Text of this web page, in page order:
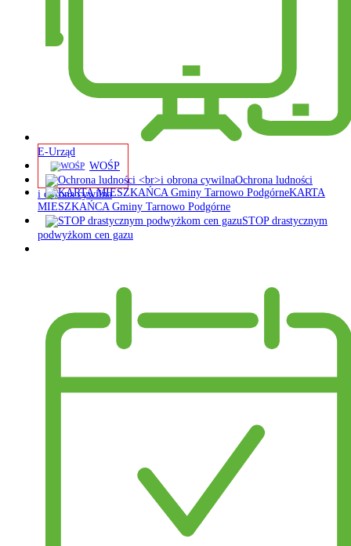
E-Urząd
WOŚP
Ochrona ludności
i obrona cywilna
KARTA
MIESZKAŃCA Gminy Tarnowo Podgórne
STOP drastycznym
podwyżkom cen gazu